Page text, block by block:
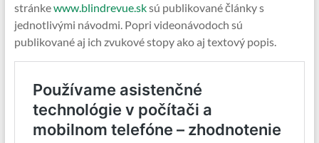
stránkewww.blindrevue.sksú publikované články s
jednotlivými návodmi. Popri videonávodoch sú
publikované aj ich zvukové stopy ako aj textový popis.